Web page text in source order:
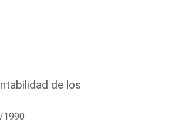
de los
1990